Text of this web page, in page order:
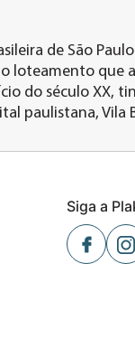
de São
loteamento que
do século XX,
paulistana, Vila
Siga a